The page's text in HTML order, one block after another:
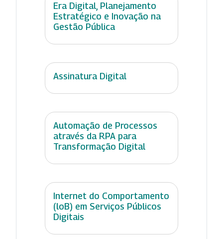
Era Digital, Planejamento
Estratégico e Inovação na
Gestão Pública
Assinatura Digital
Automação de Processos
através da RPA para
Transformação Digital
Internet do Comportamento
(loB) em Serviços Públicos
Digitais